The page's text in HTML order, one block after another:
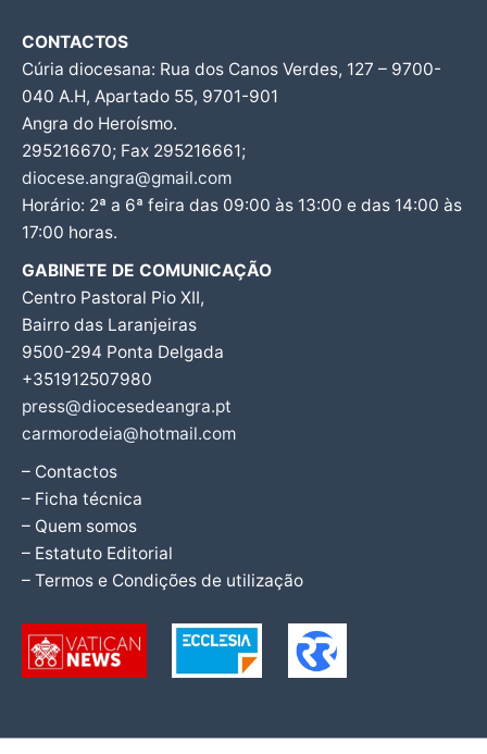
CONTACTOS
Cúria diocesana: Rua dos Canos Verdes, 127 – 9700-
040 A.H, Apartado 55, 9701-901
Angra do Heroísmo.
295216670; Fax 295216661;
diocese.angra@gmail.com
Horário: 2ª a 6ª feira das 09:00 às 13:00 e das 14:00 às
17:00 horas.
GABINETE DE COMUNICAÇÃO
Centro Pastoral Pio XII,
Bairro das Laranjeiras
9500-294 Ponta Delgada
+351912507980
press@diocesedeangra.pt
carmorodeia@hotmail.com
– Contactos
– Ficha técnica
– Quem somos
– Estatuto Editorial
– Termos e Condições de utilização